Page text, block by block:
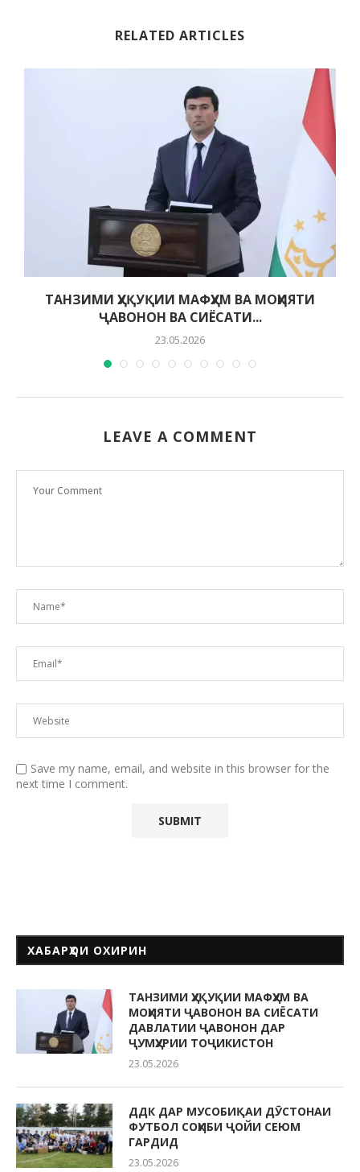
RELATED ARTICLES
ТАНЗИМИ ҲУҚУҚИИ МАФҲУМ ВА МОҲИЯТИ
ҶАВОНОН ВА СИЁСАТИ...
23.05.2026
LEAVE A COMMENT
Save my name, email, and website in this browser for the
next time I comment.
ХАБАРҲОИ ОХИРИН
ТАНЗИМИ ҲУҚУҚИИ МАФҲУМ ВА
МОҲИЯТИ ҶАВОНОН ВА СИЁСАТИ
ДАВЛАТИИ ҶАВОНОН ДАР
ҶУМҲУРИИ ТОҶИКИСТОН
23.05.2026
ДДК ДАР МУСОБИҚАИ ДӮСТОНАИ
ФУТБОЛ СОҲИБИ ҶОЙИ СЕЮМ
ГАРДИД
23.05.2026